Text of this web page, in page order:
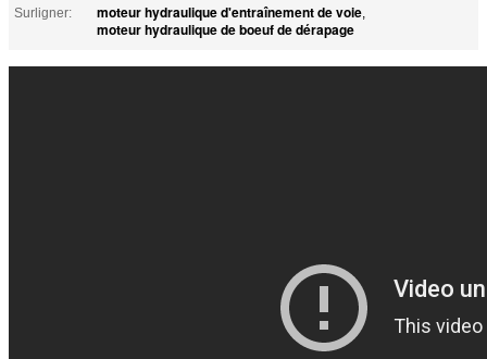
Surligner: moteur hydraulique d'entraînement de voie,
moteur hydraulique de boeuf de dérapage